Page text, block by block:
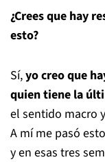
¿Crees que hay
esto?
Sí,yo creo que
quien tiene la
el sentido macro
A mí me pasó
y en esas tres